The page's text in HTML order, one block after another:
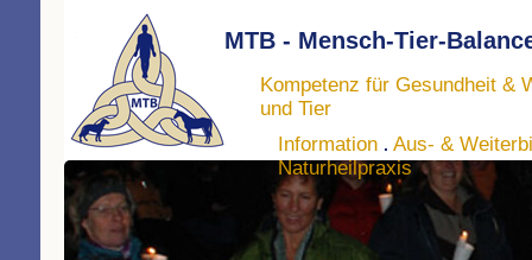
MTB - Mensch-Tier-
Kompetenz für Gesundheit &
und Tier
Information . Aus- &
Naturheilpraxis